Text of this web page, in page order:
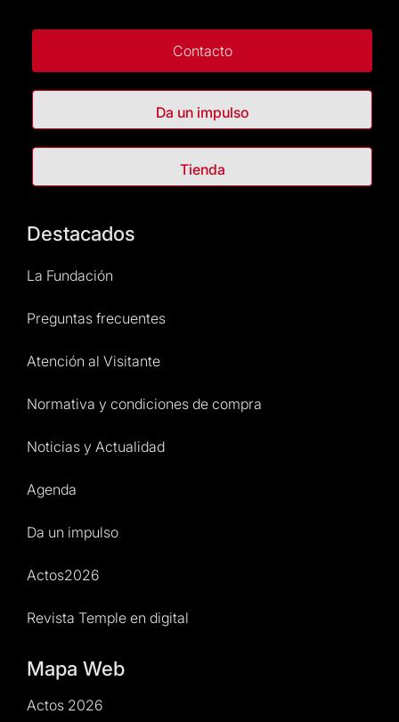
Contacto
Da un impulso
Tienda
Destacados
La Fundación
Preguntas frecuentes
Atención al Visitante
Normativa y condiciones de compra
Noticias y Actualidad
Agenda
Da un impulso
Actos2026
Revista Temple en digital
Mapa Web
Actos 2026